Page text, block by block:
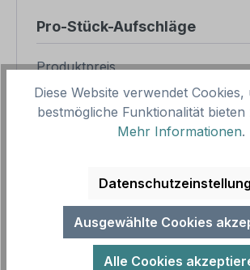
Pro-Stück-Aufschläge
Produktpreis
Zwischensumme
Zusammenfassung
Preise inkl. MwSt. zzgl.
Aufgrund von Neuberechnungen im
abweichende
Diese Website verwendet Cookies,
bestmögliche Funktionalität
Mehr Informationen.
Ausgewählte Cookies
Alle Cookies